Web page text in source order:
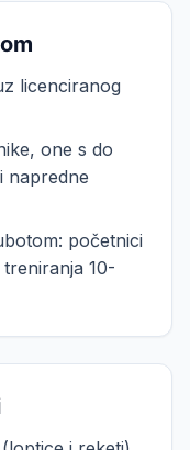
licenciranog
one s do
napredne
početnici
treniranja 10-